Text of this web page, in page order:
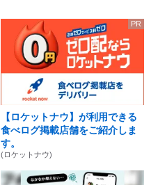
PR
【ロケットナウ】が利用できる
食べログ掲載店舗をご紹介しま
す。
(ロケットナウ)